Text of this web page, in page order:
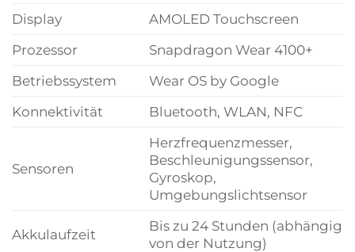
Display
AMOLED Touchscreen
Prozessor
Snapdragon Wear 4100+
Betriebssystem
Wear OS by Google
Konnektivität
Bluetooth, WLAN, NFC
Sensoren
Herzfrequenzmesser,
Beschleunigungssensor,
Gyroskop,
Umgebungslichtsensor
Akkulaufzeit
Bis zu 24 Stunden (abhängig
von der Nutzung)